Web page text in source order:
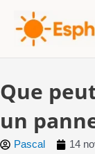
contenu
Que
un
Pascal 14